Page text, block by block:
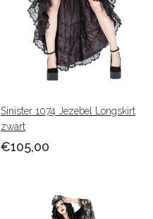
Sinister 1074 Jezebel Longskirt
zwart
€105,00